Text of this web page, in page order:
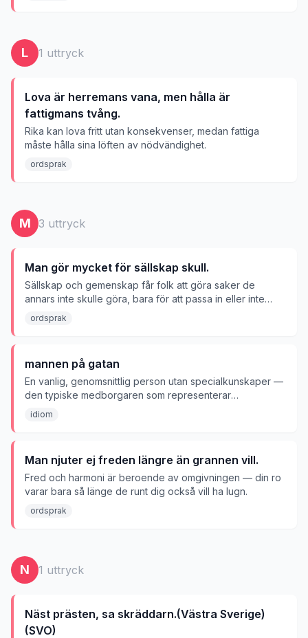
L 1 uttryck
Lova är herremans vana, men hålla är
fattigmans tvång.
Rika kan lova fritt utan konsekvenser, medan fattiga
måste hålla sina löften av nödvändighet.
ordsprak
M 3 uttryck
Man gör mycket för sällskap skull.
Sällskap och gemenskap får folk att göra saker de
annars inte skulle göra, bara för att passa in eller inte
vara ensam.
ordsprak
mannen på gatan
En vanlig, genomsnittlig person utan specialkunskaper —
den typiske medborgaren som representerar
allmänhetens åsikt.
idiom
Man njuter ej freden längre än grannen vill.
Fred och harmoni är beroende av omgivningen — din ro
varar bara så länge de runt dig också vill ha lugn.
ordsprak
N 1 uttryck
Näst prästen, sa skräddarn.(Västra Sverige)
(SVO)